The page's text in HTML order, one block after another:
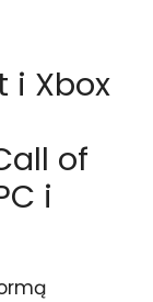
i Xbox
of
i